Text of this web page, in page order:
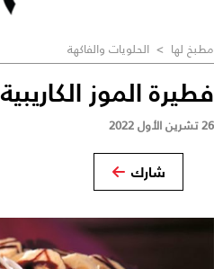
مطبخ لها > الحلويات والفاكهة
فطيرة الموز الكاريبية
26 تشرين الأول 2022
شارك